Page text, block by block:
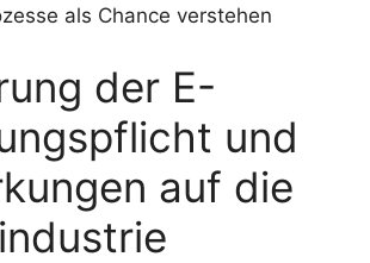
als Chance verstehen
der E-
und
auf die